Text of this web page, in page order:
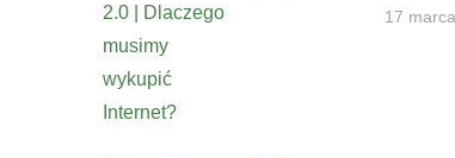
17
2.0 | Dlaczego
musimy
wykupić
Internet?